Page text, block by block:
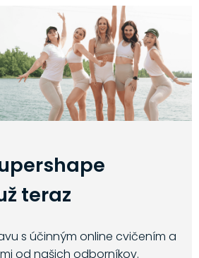
teraz
s účinným online cvičením a
od našich odborníkov.